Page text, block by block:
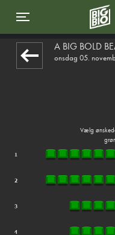
Toggle navigation
A BIG BOLD
onsdag 05.
Vælg